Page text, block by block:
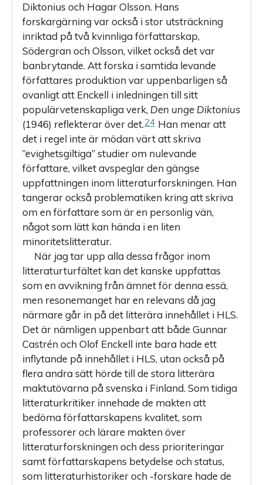
Diktonius och Hagar Olsson. Hans
forskargärning var också i stor utsträckning
inriktad på två kvinnliga författarskap,
Södergran och Olsson, vilket också det var
banbrytande. Att forska i samtida levande
författares produktion var uppenbarligen så
ovanligt att Enckell i inledningen till sitt
populärvetenskapliga verk, Den unge Diktonius
(1946) reflekterar över det.24 Han menar att
det i regel inte är mödan värt att skriva
”evighetsgiltiga” studier om nulevande
författare, vilket avspeglar den gängse
uppfattningen inom litteraturforskningen. Han
tangerar också problematiken kring att skriva
om en författare som är en personlig vän,
något som lätt kan hända i en liten
minoritetslitteratur.
När jag tar upp alla dessa frågor inom
litteraturturfältet kan det kanske uppfattas
som en avvikning från ämnet för denna essä,
men resonemanget har en relevans då jag
närmare går in på det litterära innehållet i HLS.
Det är nämligen uppenbart att både Gunnar
Castrén och Olof Enckell inte bara hade ett
inflytande på innehållet i HLS, utan också på
flera andra sätt hörde till de stora litterära
maktut­övarna på svenska i Finland. Som tidiga
litteraturkritiker innehade de makten att
bedöma författarskapens kvalitet, som
professorer och lärare makten över
litteraturforskningen och dess prioriteringar
samt författarskapens betydelse och status,
som litteraturhistoriker och -forskare hade de